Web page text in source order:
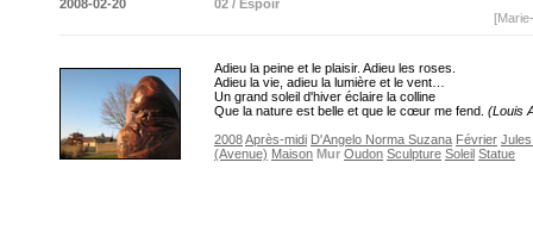
2008-02-20
02 / Espoir
Adieu la peine et le plaisir. Adieu les roses.
Adieu la vie, adieu la lumière et le vent…
Un grand soleil d'hiver éclaire la colline
Que la nature est belle et que le cœur me fend. (Louis
2008Après-midi D'Angelo Norma Suzana Février
(Avenue) Maison Mur Oudon Sculpture Soleil Statue